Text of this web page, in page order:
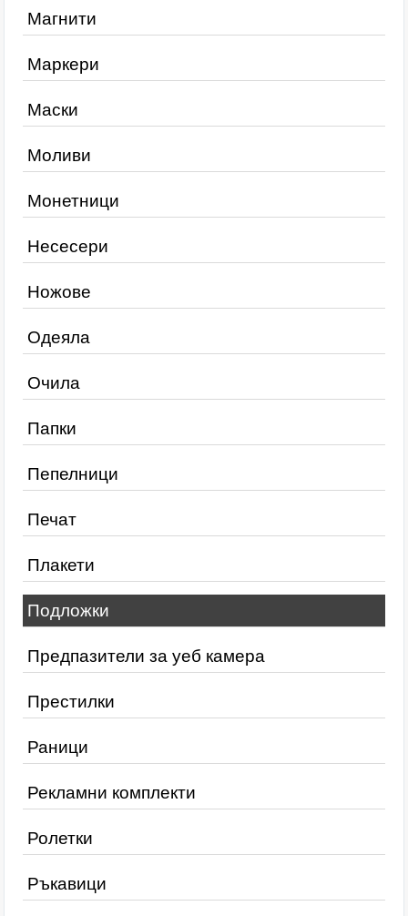
Магнити
Маркери
Маски
Моливи
Монетници
Несесери
Ножове
Одеяла
Очила
Папки
Пепелници
Печат
Плакети
Подложки
Предпазители за уеб камера
Престилки
Раници
Рекламни комплекти
Ролетки
Ръкавици